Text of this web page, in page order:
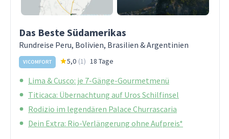
Das Beste Südamerikas
Rundreise Peru, Bolivien, Brasilien & Argentinien
VICOMFORT 5,0 (1) 18 Tage
Lima & Cusco: je 7-Gänge-Gourmetmenü
Titicaca: Übernachtung auf Uros Schilfinsel
Rodizio im legendären Palace Churrascaria
Dein Extra: Rio-Verlängerung ohne Aufpreis*